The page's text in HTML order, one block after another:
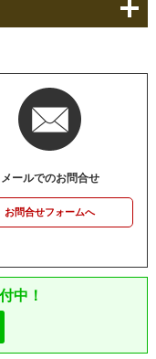
メールでのお問合せ
お問合せフォームへ
中！